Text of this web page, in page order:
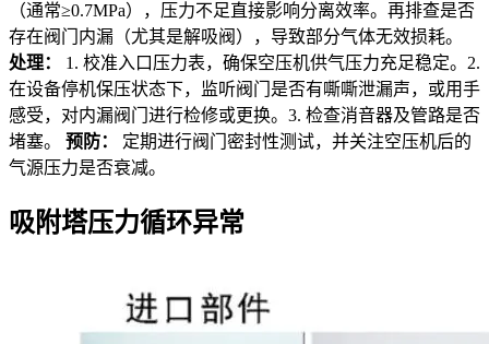
（通常≥0.7MPa），压力不足直接影响分离效率。再排查是否
存在阀门内漏（尤其是解吸阀），导致部分气体无效损耗。
处理：
1. 校准入口压力表，确保空压机供气压力充足稳定。2.
在设备停机保压状态下，监听阀门是否有嘶嘶泄漏声，或用手
感受，对内漏阀门进行检修或更换。3. 检查消音器及管路是否
堵塞。 预防：
定期进行阀门密封性测试，并关注空压机后的
气源压力是否衰减。
吸附塔压力循环异常